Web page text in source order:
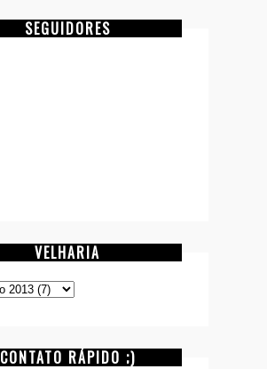
SEGUIDORES
VELHARIA
CONTATO RÁPIDO ;)